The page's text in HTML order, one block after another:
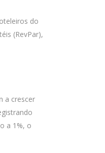
do
(RevPar),
a crescer
a 1%, o